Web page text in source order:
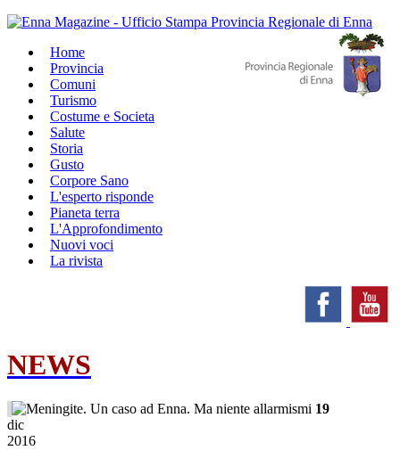
Home
Provincia
Comuni
Turismo
Costume e Societa
Salute
Storia
Gusto
Corpore Sano
L'esperto risponde
Pianeta terra
L'Approfondimento
Nuovi voci
La rivista
NEWS
19
dic
2016